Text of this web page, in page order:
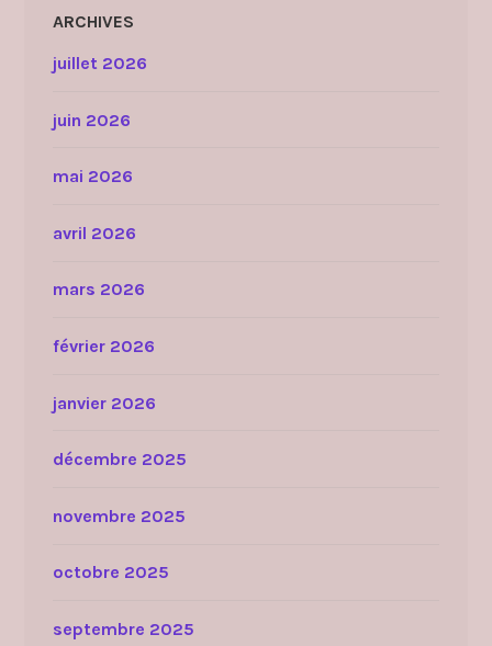
ARCHIVES
juillet 2026
juin 2026
mai 2026
avril 2026
mars 2026
février 2026
janvier 2026
décembre 2025
novembre 2025
octobre 2025
septembre 2025